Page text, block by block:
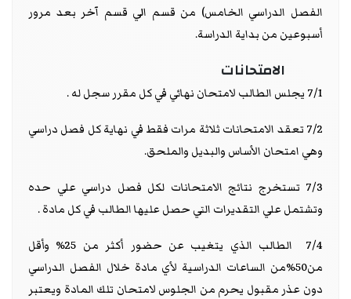
الفصل الدراسي الخامس) من قسم الي قسم آخر بعد مرور
أسبوعين من بداية الدراسة.
الامتحانات
7/1 يجلس الطالب لامتحان نهائي في كل مقرر سجل له .
7/2 تعقد الامتحانات ثلاثة مرات فقط في نهاية كل فصل دراسي
وهي امتحان الأساس والبديل والملحق.
7/3 تستخرج نتائج الامتحانات لكل فصل دراسي علي حده
وتشتمل علي التقديرات التي حصل عليها الطالب في كل مادة .
7/4 الطالب الذي يتغيب عن حضور أكثر من 25% وأقل
من50%من الساعات الدراسية لأي مادة خلال الفصل الدراسي
دون عذر مقبول يحرم من الجلوس لامتحان تلك المادة ويعتبر